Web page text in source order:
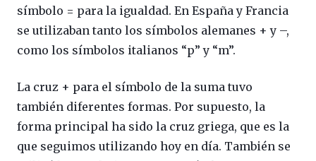
símbolo = para la igualdad. En España y Francia
se utilizaban tanto los símbolos alemanes + y –,
como los símbolos italianos “p” y “m”.
La cruz + para el símbolo de la suma tuvo
también diferentes formas. Por supuesto, la
forma principal ha sido la cruz griega, que es la
que seguimos utilizando hoy en día. También se